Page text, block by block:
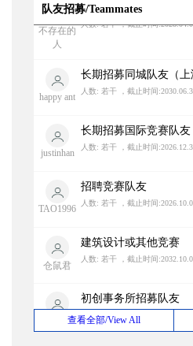
队友招募/Teammates
招聘竞赛队友
建筑设计或其他竞赛
初创事务所招募队友
查看全部/View All